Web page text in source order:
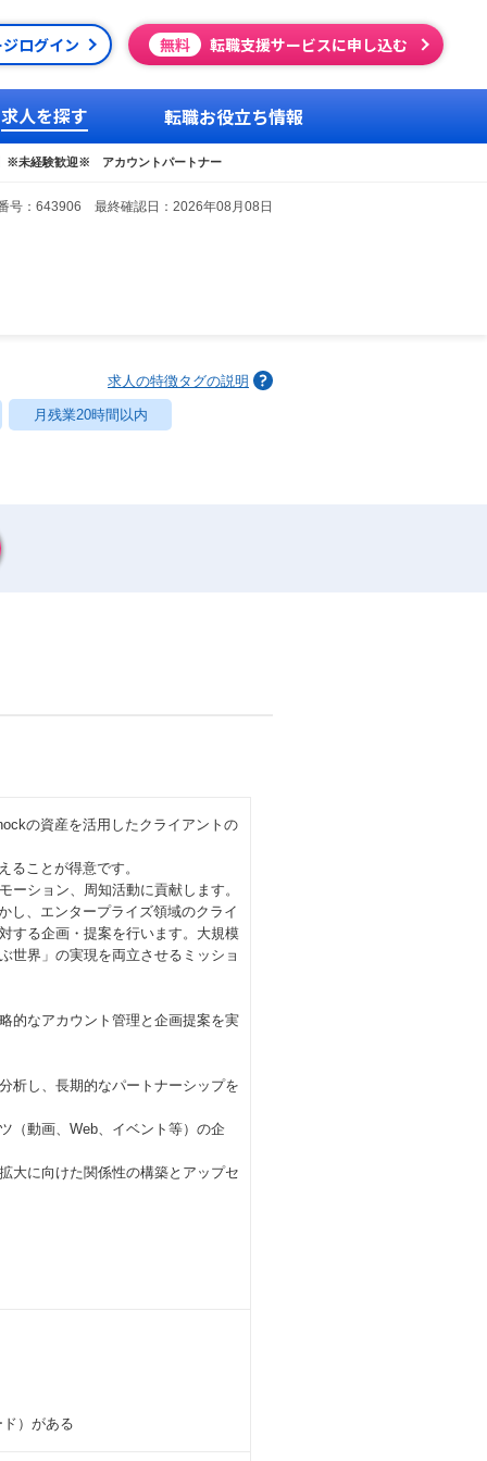
ログイン 無料 転職支援サービスに申し込む
求人を探す 転職お役立ち情報
】※未経験歓迎※ アカウントパートナー
号：643906 最終確認日：2026年08月08日
求人の特徴タグの説明
月残業20時間以内
の資産を活用したクライアントの
ことが得意です。
ション、周知活動に貢献します。
し、エンタープライズ領域のクライ
する企画・提案を行います。大規模
世界」の実現を両立させるミッショ
的なアカウント管理と企画提案を実
析し、長期的なパートナーシップを
（動画、Web、イベント等）の企
大に向けた関係性の構築とアップセ
）がある